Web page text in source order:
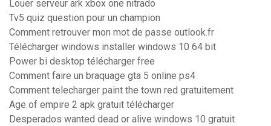
Louer serveur ark xbox one nitrado
Tv5 quiz question pour un champion
Comment retrouver mon mot de passe outlook.fr
Télécharger windows installer windows 10 64 bit
Power bi desktop télécharger free
Comment faire un braquage gta 5 online ps4
Comment telecharger paint the town red gratuitement
Age of empire 2 apk gratuit télécharger
Desperados wanted dead or alive windows 10 gratuit